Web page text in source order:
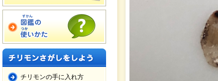
チリモンの手に入れ方